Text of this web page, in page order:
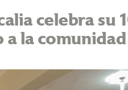
celebra su
la